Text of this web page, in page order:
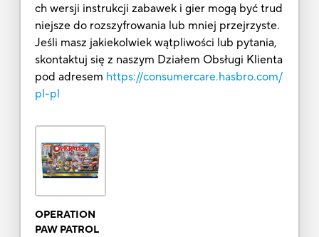
ch wersji instrukcji zabawek i gier mogą być trud
niejsze do rozszyfrowania lub mniej przejrzyste.
Jeśli masz jakiekolwiek wątpliwości lub pytania,
skontaktuj się z naszym Działem Obsługi Klienta
pod adresem https://consumercare.hasbro.com/
pl-pl
OPERATION
PAW PATROL